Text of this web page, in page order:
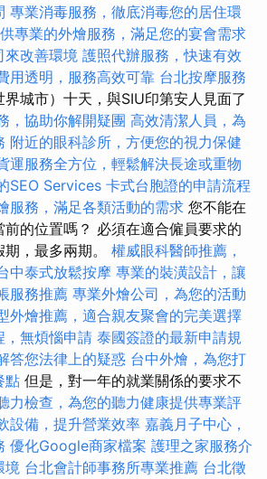
專業消毒服務，徹底消毒您的居住環
專業的外燴服務，滿足您的宴會需求
來改善環境 護照代辦服務，快速有效
用透明，服務高效可靠 台北按摩服務
城市）十天，與SIU印第安人見面了
，協助你解開疑團 高效清潔人員，為
附近的眼科診所，方便您的視力保健
運服務全方位，輕鬆解決長途或重物
SEO Services 卡式台胞證的申請流程
服務，滿足各類活動的需求 您不能在
的位置嗎？ 必須在適合僱員要求的
，最多兩期。 權威眼科醫師推薦，
中泰式放鬆按摩 專業的裝潢設計，讓
服務推薦 專業外燴公司，為您的活動
外燴推薦，適合親友聚會的完美選擇
，無煩惱申請 泰國簽證的最新申請規
答您法律上的疑惑 台中外燴，為您打
點 但是，對一年的就業關係的要求不
力檢查，為您的聽力健康提供專業評
設備，提升營業效率 嘉義月子中心，
優化Google商家檔案 護理之家服務介
境 台北會計師事務所專業推薦 台北徵